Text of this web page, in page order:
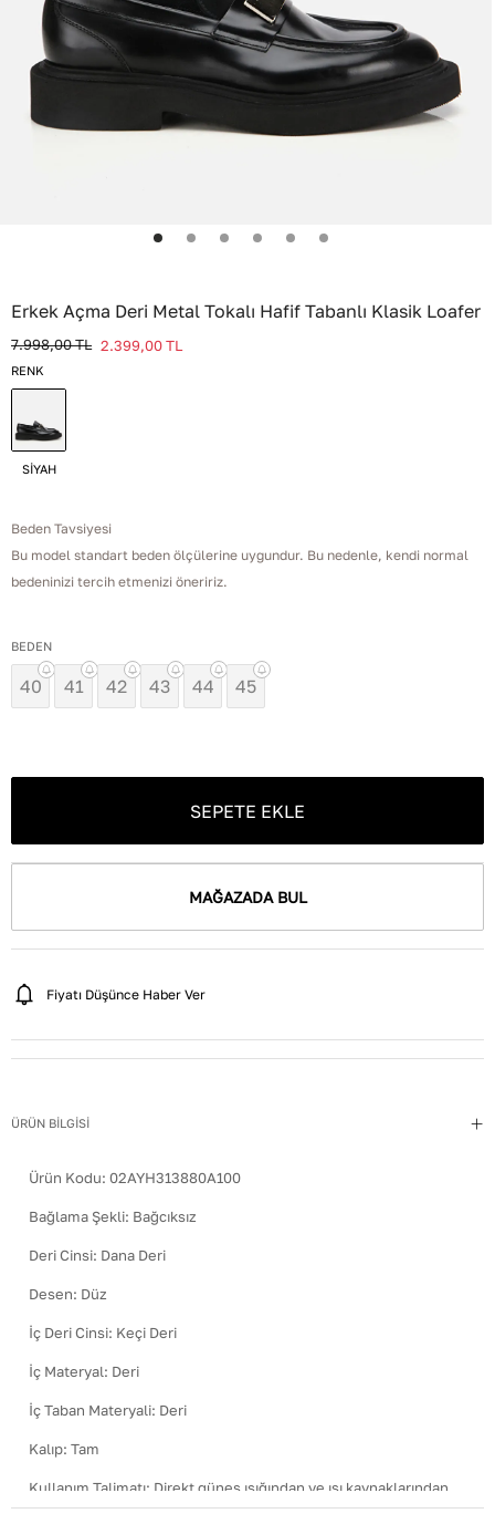
Erkek Açma Deri Metal Tokalı Hafif Tabanlı Klasik Loafer
7.998,00TL 2.399,00TL
RENK
SİYAH
Beden Tavsiyesi
Bu model standart beden ölçülerine uygundur. Bu nedenle, kendi normal
bedeninizi tercih etmenizi öneririz.
BEDEN
40 41 42 43 44 45
SEPETE EKLE
MAĞAZADA BUL
Fiyatı Düşünce Haber Ver
ÜRÜN BİLGİSİ
Ürün Kodu: 02AYH313880A100
Bağlama Şekli: Bağcıksız
Deri Cinsi: Dana Deri
Desen: Düz
İç Deri Cinsi: Keçi Deri
İç Materyal: Deri
İç Taban Materyali: Deri
Kalıp: Tam
Kullanım Talimatı: Direkt güneş ışığından ve ısı kaynaklarından
uzak tutun.